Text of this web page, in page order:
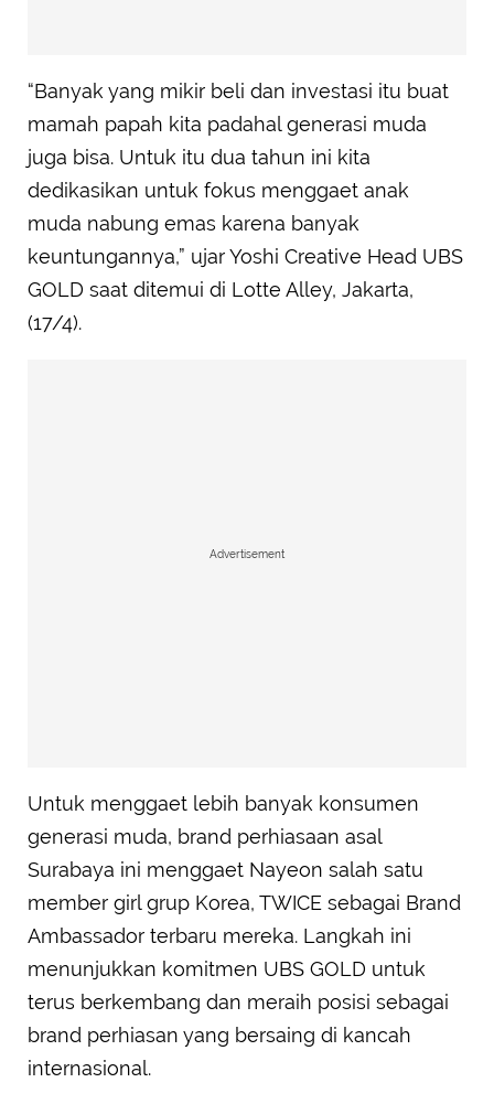
“Banyak yang mikir beli dan investasi itu buat
mamah papah kita padahal generasi muda
juga bisa. Untuk itu dua tahun ini kita
dedikasikan untuk fokus menggaet anak
muda nabung emas karena banyak
keuntungannya,” ujar Yoshi Creative Head UBS
GOLD saat ditemui di Lotte Alley, Jakarta,
(17/4).
Advertisement
Untuk menggaet lebih banyak konsumen
generasi muda, brand perhiasaan asal
Surabaya ini menggaet Nayeon salah satu
member girl grup Korea, TWICE sebagai Brand
Ambassador terbaru mereka. Langkah ini
menunjukkan komitmen UBS GOLD untuk
terus berkembang dan meraih posisi sebagai
brand perhiasan yang bersaing di kancah
internasional.